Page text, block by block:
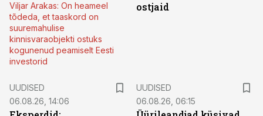
Viljar Arakas: On heameel
tõdeda, et taaskord on
suuremahulise
kinnisvaraobjekti ostuks
kogunenud peamiselt Eesti
investorid
ostjaid
UUDISED
06.08.26, 14:06
UUDISED
06.08.26, 06:15